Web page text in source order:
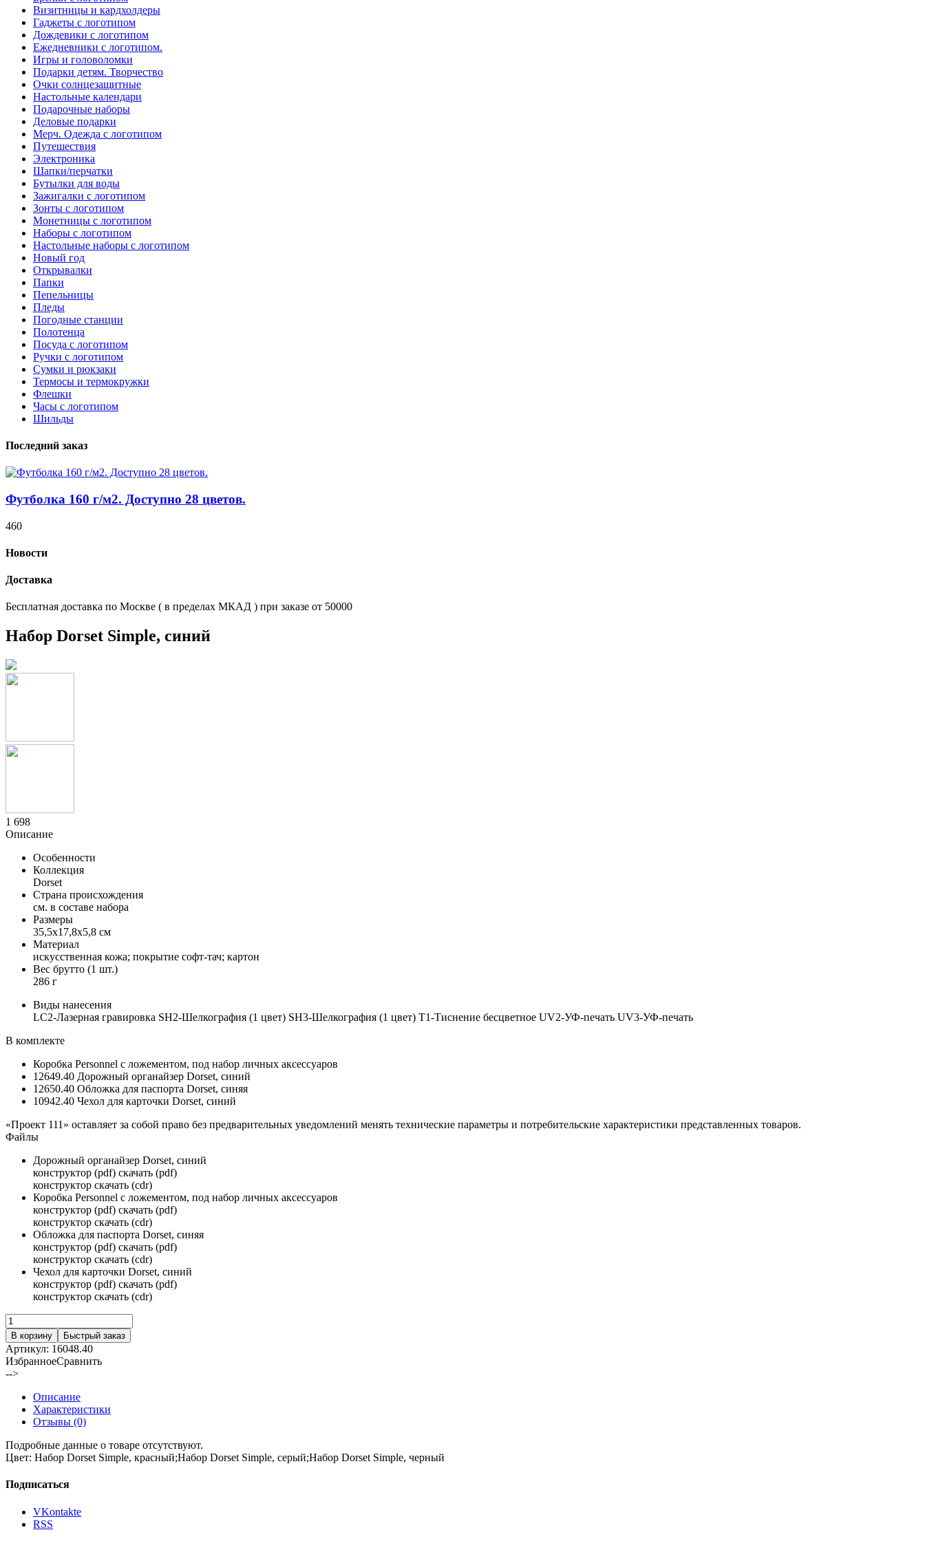
Визитницы и кардхолдеры
Гаджеты с логотипом
Дождевики с логотипом
Ежедневники с логотипом.
Игры и головоломки
Подарки детям. Творчество
Очки солнцезащитные
Настольные календари
Подарочные наборы
Деловые подарки
Мерч. Одежда с логотипом
Путешествия
Электроника
Шапки/перчатки
Бутылки для воды
Зажигалки с логотипом
Зонты с логотипом
Монетницы с логотипом
Наборы с логотипом
Настольные наборы с логотипом
Новый год
Открывалки
Папки
Пепельницы
Пледы
Погодные станции
Полотенца
Посуда с логотипом
Ручки с логотипом
Сумки и рюкзаки
Термосы и термокружки
Флешки
Часы с логотипом
Шильды
Последний заказ
Футболка 160 г/м2. Доступно 28 цветов.
460
Новости
Доставка
Бесплатная доставка по Москве ( в пределах МКАД ) при заказе от 50000
Набор Dorset Simple, синий
1 698
Описание
Особенности
Коллекция
Dorset
Страна происхождения
см. в составе набора
Размеры
35,5х17,8х5,8 см
Материал
искусственная кожа; покрытие софт-тач; картон
Вес брутто (1 шт.)
286 г
Виды нанесения
LC2-Лазерная гравировка SH2-Шелкография (1 цвет) SH3-Шелкография (1 цвет) T1-Тиснение бесцветное UV2-УФ-печать UV3-УФ-печать
В комплекте
Коробка Personnel с ложементом, под набор личных аксессуаров
12649.40 Дорожный органайзер Dorset, синий
12650.40 Обложка для паспорта Dorset, синяя
10942.40 Чехол для карточки Dorset, синий
«Проект 111» оставляет за собой право без предварительных уведомлений менять технические параметры и потребительские характеристики представленных товаров.
Файлы
Дорожный органайзер Dorset, синий
конструктор (pdf) скачать (pdf)
конструктор скачать (cdr)
Коробка Personnel с ложементом, под набор личных аксессуаров
конструктор (pdf) скачать (pdf)
конструктор скачать (cdr)
Обложка для паспорта Dorset, синяя
конструктор (pdf) скачать (pdf)
конструктор скачать (cdr)
Чехол для карточки Dorset, синий
конструктор (pdf) скачать (pdf)
конструктор скачать (cdr)
В корзину Быстрый заказ
Артикул: 16048.40
ИзбранноеСравнить
-->
Описание
Характеристики
Отзывы (0)
Подробные данные о товаре отсутствуют.
Цвет: Набор Dorset Simple, красный;Набор Dorset Simple, серый;Набор Dorset Simple, черный
Подписаться
VKontakte
RSS